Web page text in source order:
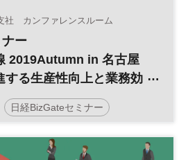
社 カンファレンスルーム
ー
2019Autumn in 名古屋
する生産性向上と業務効
日経BizGateセミナー
ーク 業務効率化 生産性向上